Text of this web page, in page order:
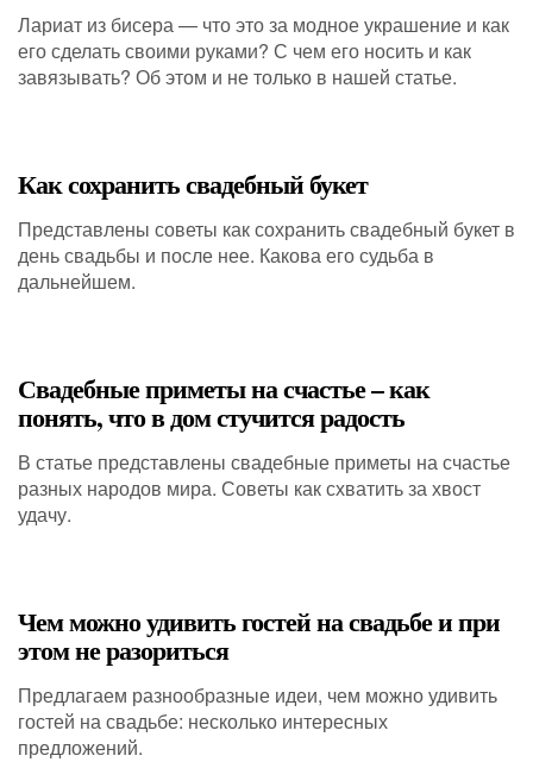
Лариат из бисера — что это за модное украшение и как
его сделать своими руками? С чем его носить и как
завязывать? Об этом и не только в нашей статье.
Как сохранить свадебный букет
Представлены советы как сохранить свадебный букет в
день свадьбы и после нее. Какова его судьба в
дальнейшем.
Свадебные приметы на счастье – как
понять, что в дом стучится радость
В статье представлены свадебные приметы на счастье
разных народов мира. Советы как схватить за хвост
удачу.
Чем можно удивить гостей на свадьбе и при
этом не разориться
Предлагаем разнообразные идеи, чем можно удивить
гостей на свадьбе: несколько интересных
предложений.